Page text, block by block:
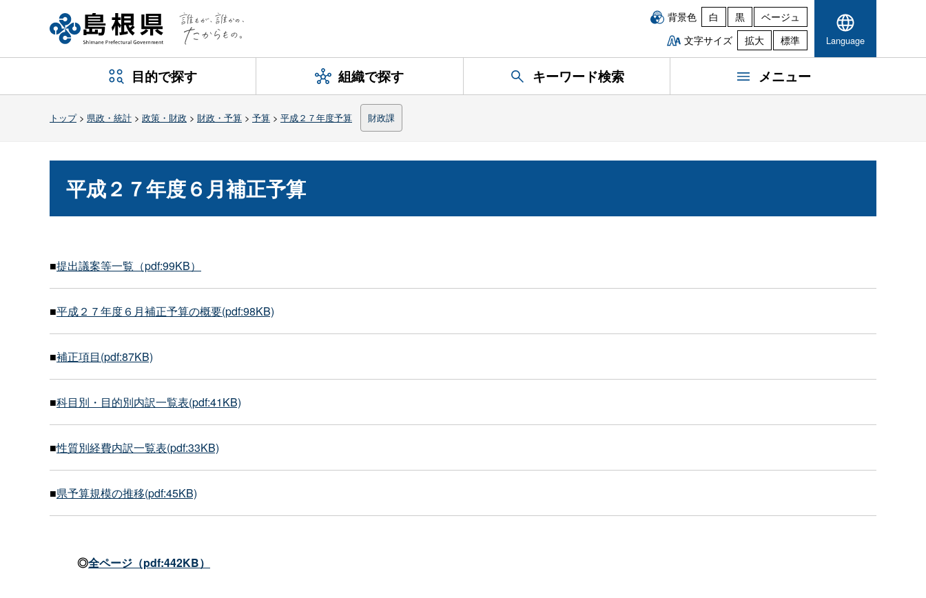
背景色 白 黒
ベージュ
文字サイズ
拡大 標準 Language
目的で探す 組織で探す キーワード検索 メニュー
トップ> 県政・統計 > 政策・財政 > 財政・予算 > 予算 > 平成２７年度予算 財政課
平成２７年度６月補正予算
■提出議案等一覧（pdf:99KB）
■平成２７年度６月補正予算の概要(pdf:98KB)
■補正項目(pdf:87KB)
■科目別・目的別内訳一覧表(pdf:41KB)
■性質別経費内訳一覧表(pdf:33KB)
■県予算規模の推移(pdf:45KB)
◎全ページ（pdf:442KB）